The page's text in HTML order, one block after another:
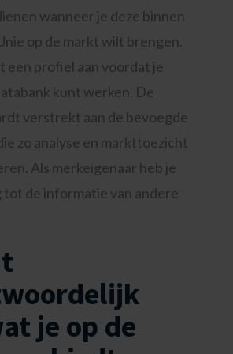
wanneer je deze binnen
op de markt wilt brengen.
een profiel aan voordat je
kunt werken. De
verstrekt aan de bevoegde
zo analyse en markttoezicht
Als merkeigenaar heb je
tot de informatie van andere
je op de